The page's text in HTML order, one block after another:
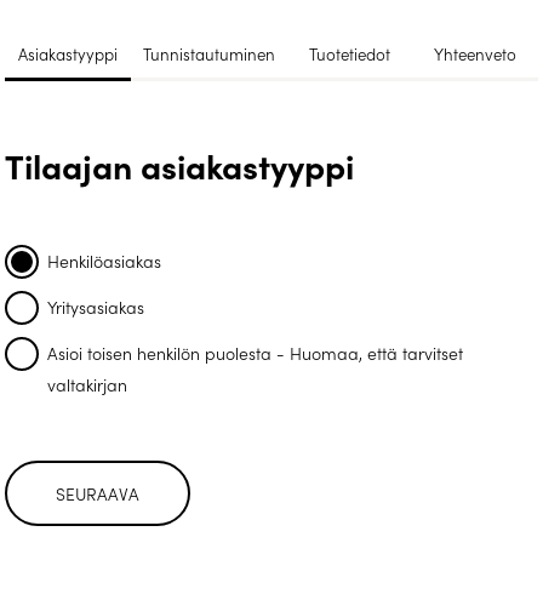
Asiakastyyppi Tunnistautuminen Tuotetiedot Yhteenveto
Tilaajan asiakastyyppi
Henkilöasiakas
Yritysasiakas
Asioi toisen henkilön puolesta - Huomaa, että tarvitset
valtakirjan